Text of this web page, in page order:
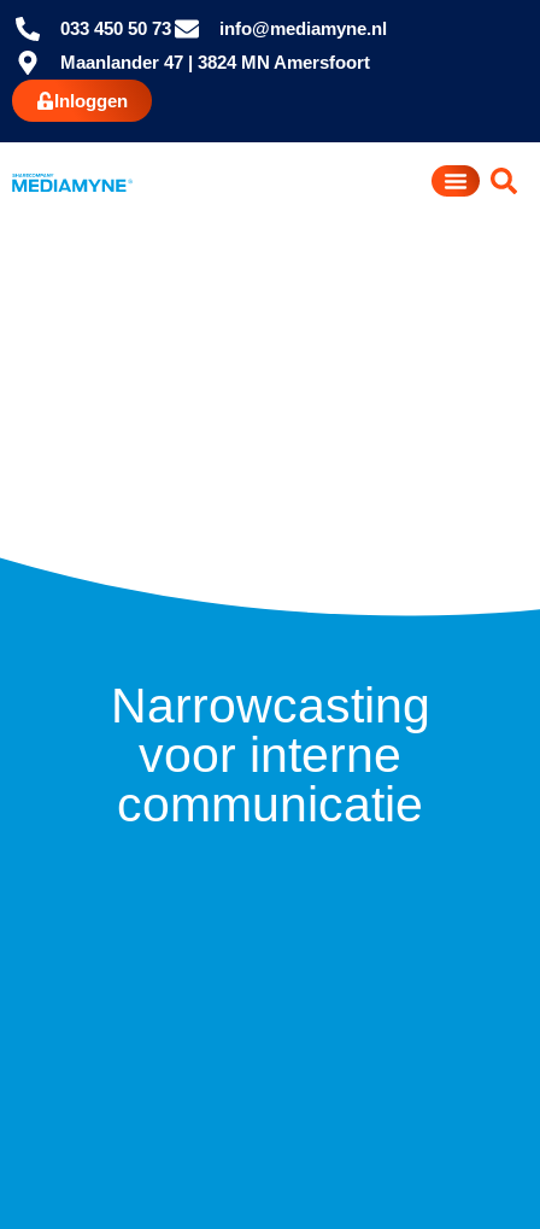
033 450 50 73
info@mediamyne.nl
Maanlander 47 | 3824 MN Amersfoort
Inloggen
Narrowcasting
voor interne
communicatie